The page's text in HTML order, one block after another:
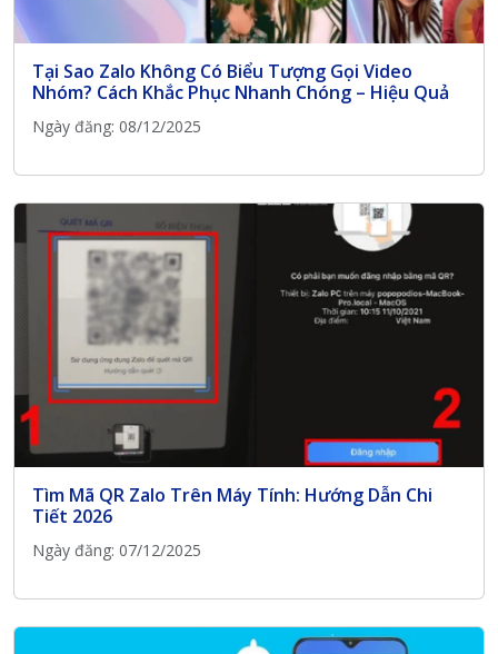
Tại Sao Zalo Không Có Biểu Tượng Gọi Video
Nhóm? Cách Khắc Phục Nhanh Chóng – Hiệu Quả
Ngày đăng: 08/12/2025
Tìm Mã QR Zalo Trên Máy Tính: Hướng Dẫn Chi
Tiết 2026
Ngày đăng: 07/12/2025